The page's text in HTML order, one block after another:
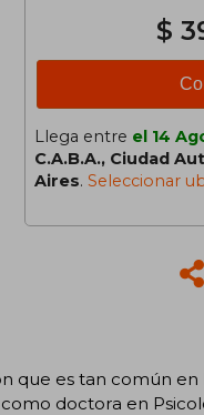
$
Llega entre el 14
C.A.B.A., Ciudad
Aires. Seleccionar
es tan común en
doctora en